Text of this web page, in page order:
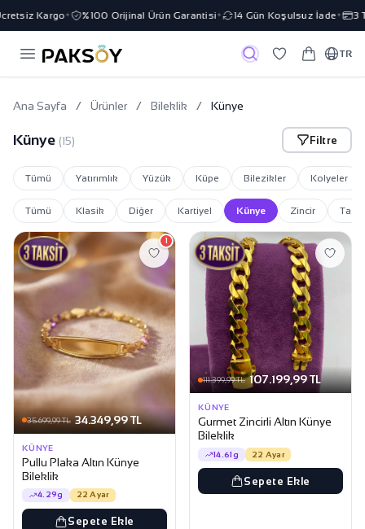
Kargo✦ %100 Orijinal Ürün Garantisi✦ 14 Gün Koşulsuz İade✦ 3
TR
Ana Sayfa / Ürünler / Bileklik / Künye
Künye (15) Filtre
Tümü Yatırımlık Yüzük Küpe Bilezikler Kolyeler
Tümü Klasik Diğer Kartiyel Künye Zincir Taşlı
35.699,99 TL 34.349,99 TL
1
KÜNYE
Pullu Plaka Altın Künye
Bileklik
4.29g 22 Ayar
Sepete Ekle
111.399,99 TL 107.199,99 TL
KÜNYE
Gurmet Zincirli Altın Künye
Bileklik
14.61g 22 Ayar
Sepete Ekle